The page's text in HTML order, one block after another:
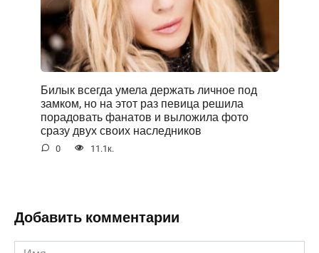
Билык всегда умела держать личное под
замком, но на этот раз певица решила
порадовать фанатов и выложила фото
сразу двух своих наследников
0 11.1к.
Добавить комментарии
Имя